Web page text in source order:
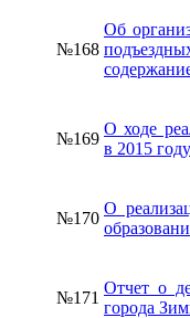
№168
Об
№169
О ходе
в 2015
№170
О
№171
Отчет о
города